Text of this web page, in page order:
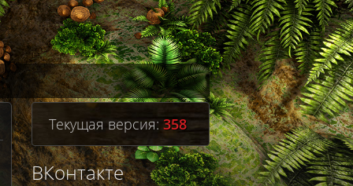
Текущая версия:358
ВКонтакте